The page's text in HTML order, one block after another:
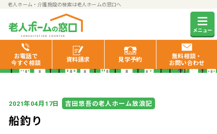
老人ホーム・介護施設の検索は老人ホームの窓口へ
メニュー
お電話で
今すぐ相談
資料請求 見学予約
無料相談・
お問い合わせ
老人ホームの窓口お役立ち情報
2021年04月 17日 吉田悠吾の老人ホーム放浪記
船釣り